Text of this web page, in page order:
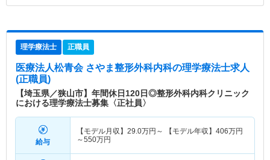
理学療法士 正職員
医療法人松青会 さやま整形外科内科の理学療法士求人
(正職員)
【埼玉県／狭山市】年間休日120日◎整形外科内科クリニック
における理学療法士募集〈正社員〉
給与
【モデル月収】 29.0万円～ 【モデル年収】 406万円
～550万円